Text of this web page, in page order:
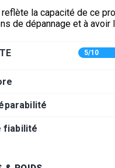
la capacité de ce
de dépannage et à
5/10
fiabilité